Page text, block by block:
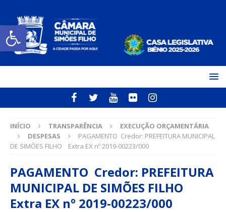
Open toolbar
INÍCIO TRANSPARÊNCIA
EXECUÇÃO ORÇAMENTÁRIA
DESPESAS
PAGAMENTO Credor: PREFEITURA MUNICIPAL
DE SIMÕES FILHO Extra EX nº 2019-00223/000
PAGAMENTO Credor: PREFEITURA
MUNICIPAL DE SIMÕES FILHO
Extra EX nº 2019-00223/000